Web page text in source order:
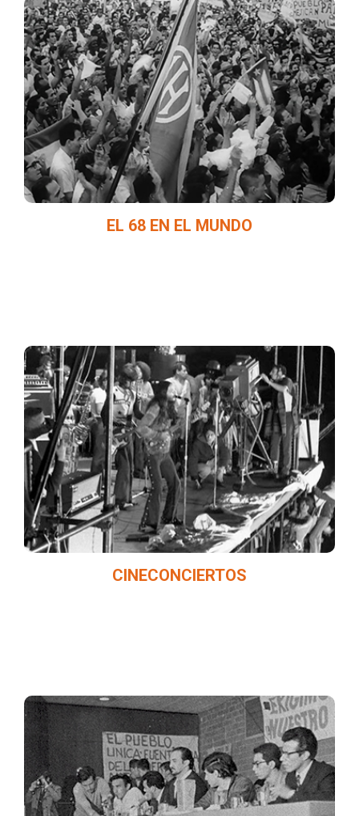
Un recorrido por los turbulentos procesos
sociales y políticos que distinguieron la
segunda mitad del siglo XX.
EL 68 EN EL MUNDO
Funciones musicalizadas en vivo por
alumnos de la FaM en distintas sedes y con
importantes materiales de archivo del país.
CINECONCIERTOS
Puntos de encuentro y discusiones entre
expertos y el público, a partir de la
restauración y rescate del archivo fílmico